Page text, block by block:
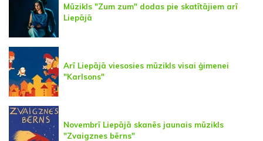
Mūzikls "Zum zum" dodas pie skatītājiem arī
Liepājā
Arī Liepājā viesosies mūzikls visai ģimenei
"Karlsons"
Novembrī Liepājā skanēs jaunais mūzikls
"Zvaigznes bērns"